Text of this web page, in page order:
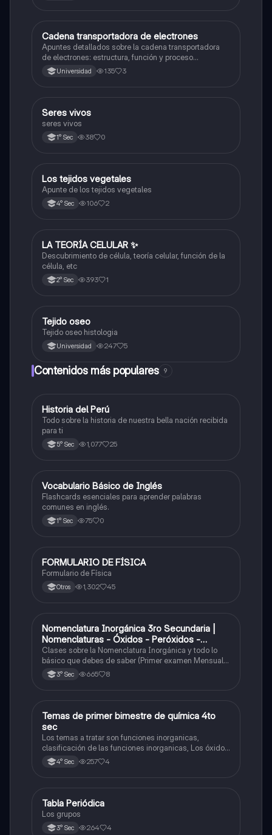
Ciencia y Tecnología
Cadena transportadora de electrones
Apuntes detallados sobre la cadena transportadora
de electrones: estructura, función y proceso
bioquímico en la producción de ATP. Incluye
esquemas y explicaciones sobre los complejos
Universidad 135 3
SCiencia y Tecnología
Seres vivos
seres vivos
1° Sec 38 0
Ciencia y Tecnología
Los tejidos vegetales
Apunte de los tejidos vegetales
4° Sec 106 2
Ciencia y Tecnología
LA TEORÍA CELULAR ✨️
Descubrimiento de célula, teoría celular, función de la
célula, etc
2° Sec 393 1
Ciencia y Tecnología
Tejido oseo
Tejido oseo histologia
Universidad 247 5
Contenidos más populares 9
Ciencias Sociales
Historia del Perú
Todo sobre la historia de nuestra bella nación recibida
para ti
5° Sec 1,077 25
VInglés
Vocabulario Básico de Inglés
Flashcards esenciales para aprender palabras
comunes en inglés.
1° Sec 75 0
Física
FORMULARIO DE FÍSICA
Formulario de Física
Otros 1,302 45
Química
Nomenclatura Inorgánica 3ro Secundaria |
Nomenclaturas - Óxidos - Peróxidos -
Hidróxido o Bases
Clases sobre la Nomenclatura Inorgánica y todo lo
básico que debes de saber (Primer examen Mensual
2025)3° Sec 665 8
Química
Temas de primer bimestre de química 4to
sec
Los temas a tratar son funciones inorganicas,
clasificación de las funciones inorganicas, Los óxidos
y los óxidos ácidos
4° Sec 257 4
Química
Tabla Periódica
Los grupos
3° Sec 264 4